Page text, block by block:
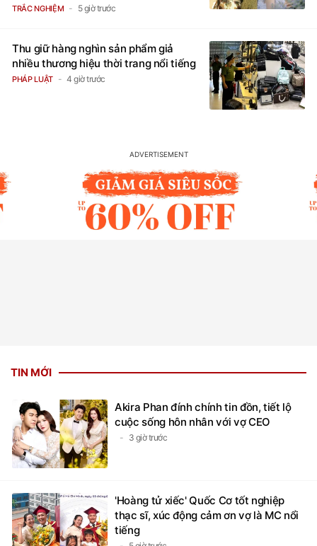
TRẮC NGHIỆM 5 giờ trước
Thu giữ hàng nghìn sản phẩm giả
nhiều thương hiệu thời trang nổi tiếng
PHÁP LUẬT 4 giờ trước
TIN MỚI
Akira Phan đính chính tin đồn, tiết lộ
cuộc sống hôn nhân với vợ CEO
3 giờ trước
'Hoàng tử xiếc' Quốc Cơ tốt nghiệp
thạc sĩ, xúc động cảm ơn vợ là MC nổi
tiếng